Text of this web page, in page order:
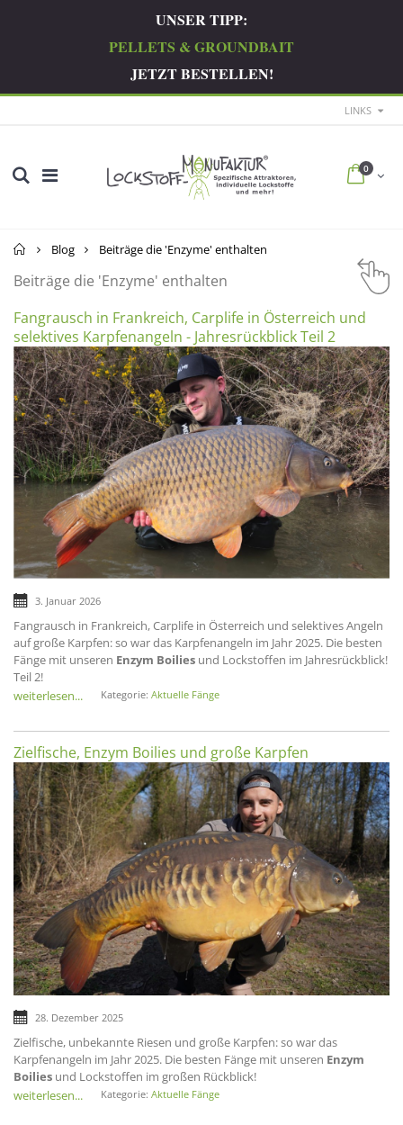
UNSER TIPP:
PELLETS & GROUNDBAIT
JETZT BESTELLEN!
LINKS
0
Startseite
Blog Beiträge die 'Enzyme' enthalten
Beiträge die 'Enzyme' enthalten
Fangrausch in Frankreich, Carplife in Österreich und
selektives Karpfenangeln - Jahresrückblick Teil 2
3. Januar 2026
Fangrausch in Frankreich, Carplife in Österreich und selektives Angeln
auf große Karpfen: so war das Karpfenangeln im Jahr 2025. Die besten
Fänge mit unseren Enzym Boilies und Lockstoffen im Jahresrückblick!
Teil 2!
weiterlesen...
Kategorie: Aktuelle Fänge
Zielfische, Enzym Boilies und große Karpfen
28. Dezember 2025
Zielfische, unbekannte Riesen und große Karpfen: so war das
Karpfenangeln im Jahr 2025. Die besten Fänge mit unseren Enzym
Boilies und Lockstoffen im großen Rückblick!
weiterlesen...
Kategorie: Aktuelle Fänge